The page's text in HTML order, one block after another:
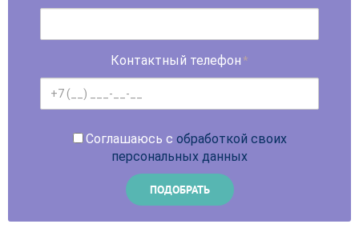
Контактный телефон *
Соглашаюсь с обработкой своих
персональных данных